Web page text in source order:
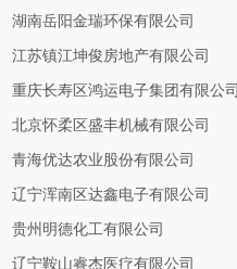
湖南岳阳金瑞环保有限公司
江苏镇江坤俊房地产有限公司
重庆长寿区鸿运电子集团有限公司
北京怀柔区盛丰机械有限公司
青海优达农业股份有限公司
辽宁浑南区达鑫电子有限公司
贵州明德化工有限公司
辽宁鞍山睿杰医疗有限公司